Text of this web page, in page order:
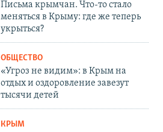
Письма крымчан. Что-то стало
меняться в Крыму: где же теперь
укрыться?
ОБЩЕСТВО
«Угроз не видим»: в Крым на
отдых и оздоровление завезут
тысячи детей
КРЫМ